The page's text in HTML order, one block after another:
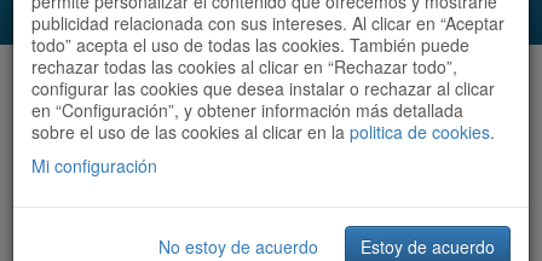
Audioruta Todas las rutas
Todas las rutas
Ordenar por: Más recientes /
Filtrar las rutas
publicidad relacionada con sus intereses. Al clicar en “Aceptar
todo” acepta el uso de todas las cookies. También puede
rechazar todas las cookies al clicar en “Rechazar todo”,
configurar las cookies que desea instalar o rechazar al clicar
en “Configuración”, y obtener información más detallada
sobre el uso de las cookies al clicar en la politica de cookies.
Mi configuración
No estoy de acuerdo Estoy de acuerdo